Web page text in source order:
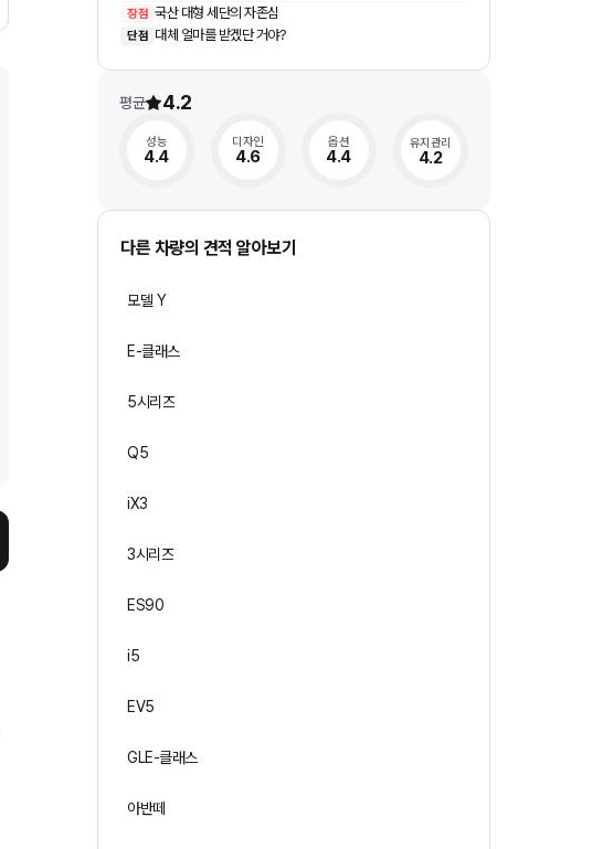
장점 국산 대형 세단의 자존심
단점 대체 얼마를 받겠단 거야?
평균 4.2
성능
4.4
디자인
4.6
옵션
4.4
유지관리
4.2
다른 차량의 견적 알아보기
모델 Y
E-클래스
5시리즈
Q5
iX3
3시리즈
ES90
i5
EV5
GLE-클래스
아반떼